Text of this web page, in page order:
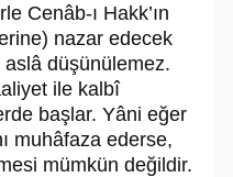
Cenâb-ı Hakk’ın
nazar edecek
düşünülemez.
ile kalbî
başlar. Yâni eğer
muhâfaza ederse,
mümkün değildir.